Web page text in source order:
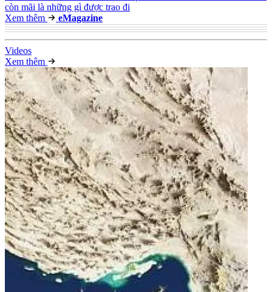
còn mãi là những gì được trao đi
Xem thêm
eMagazine
Videos
Xem thêm